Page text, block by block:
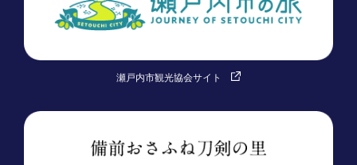
瀬戸内市観光協会サイト